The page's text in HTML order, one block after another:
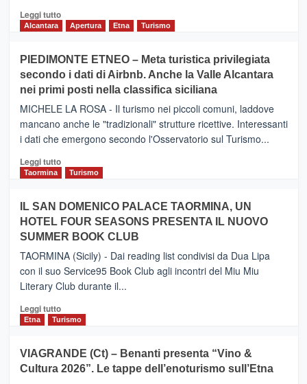
Leggi tuttoLeggi
CATANIA
–
Inaugurato
il
nuovo
collegamento
tra
e
Zanzibar
da
Neos
Alcantara Apertura Etna Turismo
PIEDIMONTE ETNEO – Meta turistica privilegiata
secondo i dati di Airbnb. Anche la Valle Alcantara
nei primi posti nella classifica siciliana
MICHELE LA ROSA - Il turismo nei piccoli comuni, laddove
mancano anche le "tradizionali" strutture ricettive. Interessanti
i dati che emergono secondo l'Osservatorio sul Turismo...
Leggi tuttoLeggi
PIEDIMONTE
ETNEO
–
Meta
turistica
privilegiata
secondo
dati
di
Anche
la
Taormina Turismo
IL SAN DOMENICO PALACE TAORMINA, UN
HOTEL FOUR SEASONS PRESENTA IL NUOVO
SUMMER BOOK CLUB
TAORMINA (Sicily) - Dai reading list condivisi da Dua Lipa
con il suo Service95 Book Club agli incontri del Miu Miu
Literary Club durante il...
Leggi tuttoLeggi
di
IL
SAN
Etna Turismo
VIAGRANDE (Ct) – Benanti presenta “Vino &
Cultura 2026”. Le tappe dell’enoturismo sull’Etna